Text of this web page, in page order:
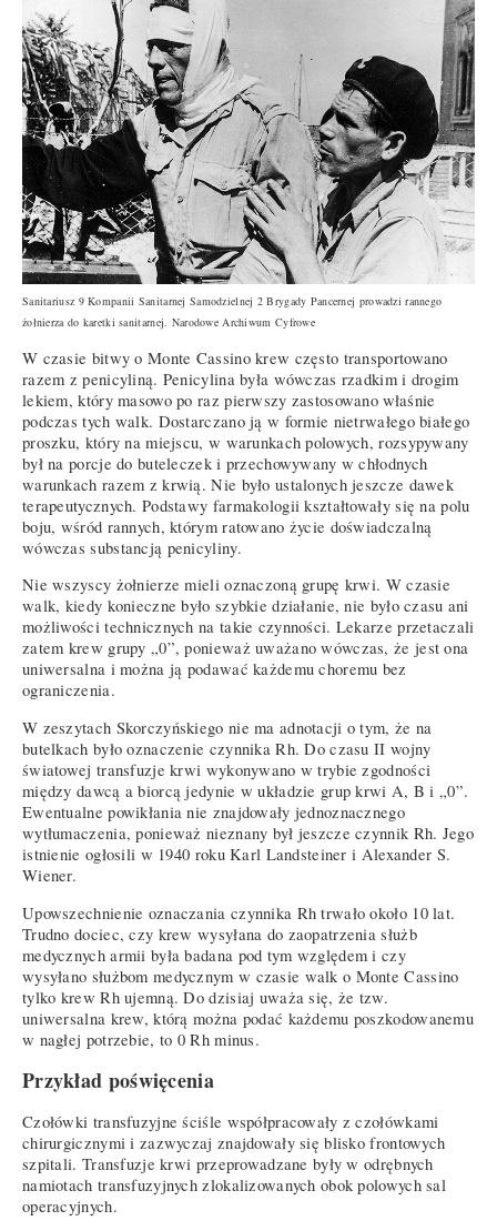
Sanitariusz 9 Kompanii Sanitarnej Samodzielnej 2 Brygady Pancernej prowadzi rannego
żołnierza do karetki sanitarnej. Narodowe Archiwum Cyfrowe
W czasie bitwy o Monte Cassino krew często transportowano
razem z penicyliną. Penicylina była wówczas rzadkim i drogim
lekiem, który masowo po raz pierwszy zastosowano właśnie
podczas tych walk. Dostarczano ją w formie nietrwałego białego
proszku, który na miejscu, w warunkach polowych, rozsypywany
był na porcje do buteleczek i przechowywany w chłodnych
warunkach razem z krwią. Nie było ustalonych jeszcze dawek
terapeutycznych. Podstawy farmakologii kształtowały się na polu
boju, wśród rannych, którym ratowano życie doświadczalną
wówczas substancją penicyliny.
Nie wszyscy żołnierze mieli oznaczoną grupę krwi. W czasie
walk, kiedy konieczne było szybkie działanie, nie było czasu ani
możliwości technicznych na takie czynności. Lekarze przetaczali
zatem krew grupy „0”, ponieważ uważano wówczas, że jest ona
uniwersalna i można ją podawać każdemu choremu bez
ograniczenia.
W zeszytach Skorczyńskiego nie ma adnotacji o tym, że na
butelkach było oznaczenie czynnika Rh. Do czasu II wojny
światowej transfuzje krwi wykonywano w trybie zgodności
między dawcą a biorcą jedynie w układzie grup krwi A, B i „0”.
Ewentualne powikłania nie znajdowały jednoznacznego
wytłumaczenia, ponieważ nieznany był jeszcze czynnik Rh. Jego
istnienie ogłosili w 1940 roku Karl Landsteiner i Alexander S.
Wiener.
Upowszechnienie oznaczania czynnika Rh trwało około 10 lat.
Trudno dociec, czy krew wysyłana do zaopatrzenia służb
medycznych armii była badana pod tym względem i czy
wysyłano służbom medycznym w czasie walk o Monte Cassino
tylko krew Rh ujemną. Do dzisiaj uważa się, że tzw.
uniwersalna krew, którą można podać każdemu poszkodowanemu
w nagłej potrzebie, to 0 Rh minus.
Przykład poświęcenia
Czołówki transfuzyjne ściśle współpracowały z czołówkami
chirurgicznymi i zazwyczaj znajdowały się blisko frontowych
szpitali. Transfuzje krwi przeprowadzane były w odrębnych
namiotach transfuzyjnych zlokalizowanych obok polowych sal
operacyjnych.